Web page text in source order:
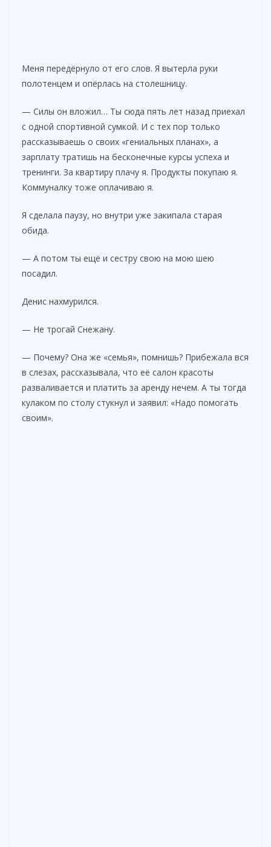
Меня передёрнуло от его слов. Я вытерла руки
полотенцем и опёрлась на столешницу.
— Силы он вложил… Ты сюда пять лет назад приехал
с одной спортивной сумкой. И с тех пор только
рассказываешь о своих «гениальных планах», а
зарплату тратишь на бесконечные курсы успеха и
тренинги. За квартиру плачу я. Продукты покупаю я.
Коммуналку тоже оплачиваю я.
Я сделала паузу, но внутри уже закипала старая
обида.
— А потом ты ещё и сестру свою на мою шею
посадил.
Денис нахмурился.
— Не трогай Снежану.
— Почему? Она же «семья», помнишь? Прибежала вся
в слезах, рассказывала, что её салон красоты
разваливается и платить за аренду нечем. А ты тогда
кулаком по столу стукнул и заявил: «Надо помогать
своим».